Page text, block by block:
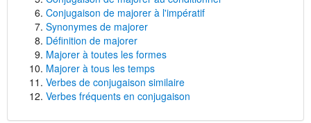
Conjugaison de majorer à l'impératif
Synonymes de majorer
Définition de majorer
Majorer à toutes les formes
Majorer à tous les temps
Verbes de conjugaison similaire
Verbes fréquents en conjugaison